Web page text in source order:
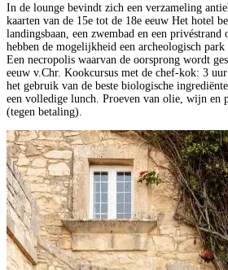
In de lounge bevindt zich een verzameling
kaarten van de 15e tot de 18e eeuw Het hotel
landingsbaan, een zwembad en een privéstrand
hebben de mogelijkheid een archeologisch park
Een necropolis waarvan de oorsprong wordt
eeuw v.Chr. Kookcursus met de chef-kok: 3
het gebruik van de beste biologische
een volledige lunch. Proeven van olie, wijn en
(tegen betaling).